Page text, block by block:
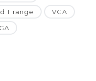
T range VGA